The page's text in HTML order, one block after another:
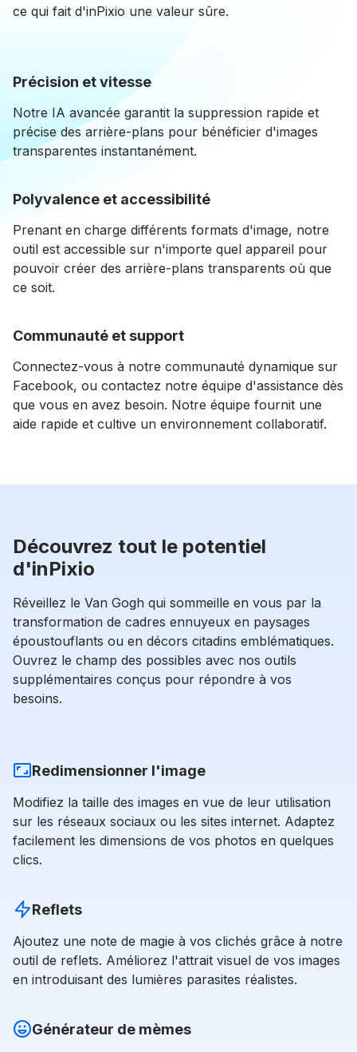
ce qui fait d'inPixio une valeur sûre.
Précision et vitesse
Notre IA avancée garantit la suppression rapide et
précise des arrière-plans pour bénéficier d'images
transparentes instantanément.
Polyvalence et accessibilité
Prenant en charge différents formats d'image, notre
outil est accessible sur n'importe quel appareil pour
pouvoir créer des arrière-plans transparents où que
ce soit.
Communauté et support
Connectez-vous à notre communauté dynamique sur
Facebook, ou contactez notre équipe d'assistance dès
que vous en avez besoin. Notre équipe fournit une
aide rapide et cultive un environnement collaboratif.
Découvrez tout le potentiel
d'inPixio
Réveillez le Van Gogh qui sommeille en vous par la
transformation de cadres ennuyeux en paysages
époustouflants ou en décors citadins emblématiques.
Ouvrez le champ des possibles avec nos outils
supplémentaires conçus pour répondre à vos
besoins.
Redimensionner l'image
Modifiez la taille des images en vue de leur utilisation
sur les réseaux sociaux ou les sites internet. Adaptez
facilement les dimensions de vos photos en quelques
clics.
Reflets
Ajoutez une note de magie à vos clichés grâce à notre
outil de reflets. Améliorez l'attrait visuel de vos images
en introduisant des lumières parasites réalistes.
Générateur de mèmes